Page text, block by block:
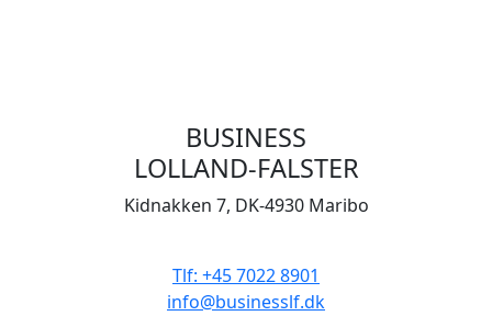
BUSINESS
LOLLAND-FALSTER
Kidnakken 7, DK-4930 Maribo
Tlf: +45 7022 8901
info@businesslf.dk